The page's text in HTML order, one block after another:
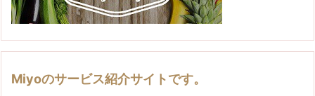
Miyoのサービス紹介サイトです。